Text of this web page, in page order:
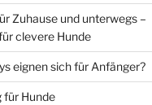
Zuhause und unterwegs –
clevere Hunde
eignen sich für Anfänger?
Hunde